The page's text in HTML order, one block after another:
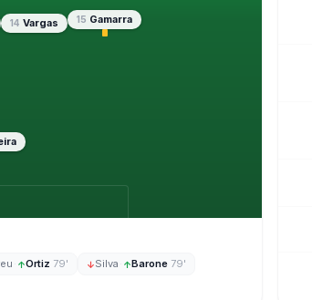
14 Vargas 15 Gamarra
· ↑Ortiz 79' ↓Silva · ↑Barone 79'